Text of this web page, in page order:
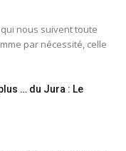
nous suivent toute
par nécessité, celle
… du Jura : Le